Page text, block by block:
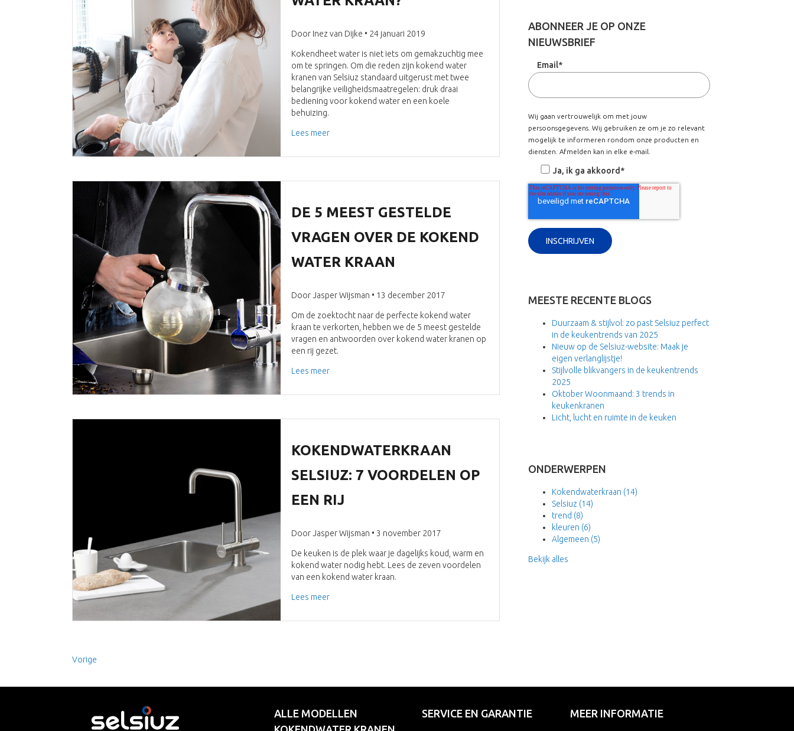
Door Inez van Dijke • 24 januari 2019
Kokendheet water is niet iets om gemakzuchtig mee
om te springen. Om die reden zijn kokend water
kranen van Selsiuz standaard uitgerust met twee
belangrijke veiligheidsmaatregelen: druk draai
bediening voor kokend water en een koele
behuizing.
Lees meer
DE 5 MEEST GESTELDE
VRAGEN OVER DE KOKEND
WATER KRAAN
Door Jasper Wijsman • 13 december 2017
Om de zoektocht naar de perfecte kokend water
kraan te verkorten, hebben we de 5 meest gestelde
vragen en antwoorden over kokend water kranen op
een rij gezet.
Lees meer
KOKENDWATERKRAAN
SELSIUZ: 7 VOORDELEN OP
EEN RIJ
Door Jasper Wijsman • 3 november 2017
De keuken is de plek waar je dagelijks koud, warm en
kokend water nodig hebt. Lees de zeven voordelen
van een kokend water kraan.
Lees meer
Vorige
ABONNEER JE OP ONZE
NIEUWSBRIEF
Email*
Wij gaan vertrouwelijk om met jouw
persoonsgegevens. Wij gebruiken ze om je zo relevant
mogelijk te informeren rondom onze producten en
diensten. Afmelden kan in elke e-mail.
Ja, ik ga akkoord *
MEESTE RECENTE BLOGS
Duurzaam & stijlvol: zo past Selsiuz perfect
in de keukentrends van 2025
Nieuw op de Selsiuz-website: Maak je
eigen verlanglijstje!
Stijlvolle blikvangers in de keukentrends
2025
Oktober Woonmaand: 3 trends in
keukenkranen
Licht, lucht en ruimte in de keuken
ONDERWERPEN
Kokendwaterkraan (14)
Selsiuz (14)
trend (8)
kleuren (6)
Algemeen (5)
Bekijk alles
ALLE MODELLEN
SERVICE EN GARANTIE MEER INFORMATIE